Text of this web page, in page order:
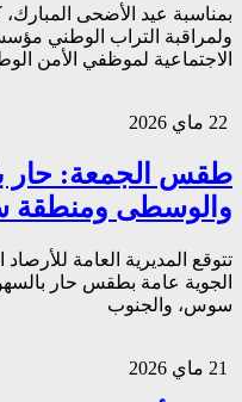
بمناسبة عيد الأضحى
ولمراقبة التراب الوطني
الاجتماعية لموظفي الأمن
طقس الجمعة: حار
والوسطى
تتوقع المديرية العامة للأرصاد
الجوية عامة بطقس حار
سوس، والجنوب